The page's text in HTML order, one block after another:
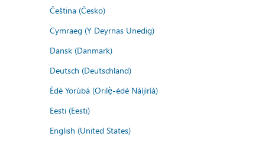
Čeština (Česko)
Cymraeg (Y Deyrnas Unedig)
Dansk (Danmark)
Deutsch (Deutschland)
Èdè Yorùbá (Orilẹ̀-èdè Nàìjíríà)
Eesti (Eesti)
English (United States)